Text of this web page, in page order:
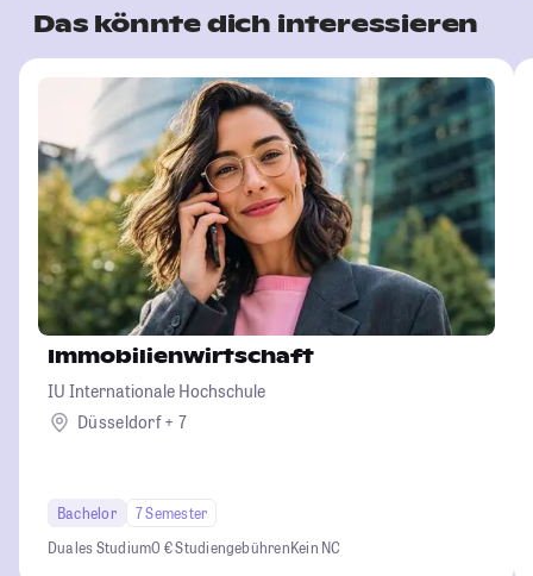
Das könnte dich interessieren
Immobilienwirtschaft
IU Internationale Hochschule
Düsseldorf + 7
Bachelor
7 Semester
Duales Studium0 € StudiengebührenKein NC